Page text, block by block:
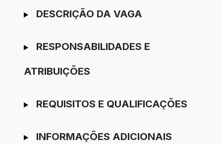
Ir para candidatura
DESCRIÇÃO DA VAGA
RESPONSABILIDADES E
ATRIBUIÇÕES
REQUISITOS E QUALIFICAÇÕES
INFORMAÇÕES ADICIONAIS